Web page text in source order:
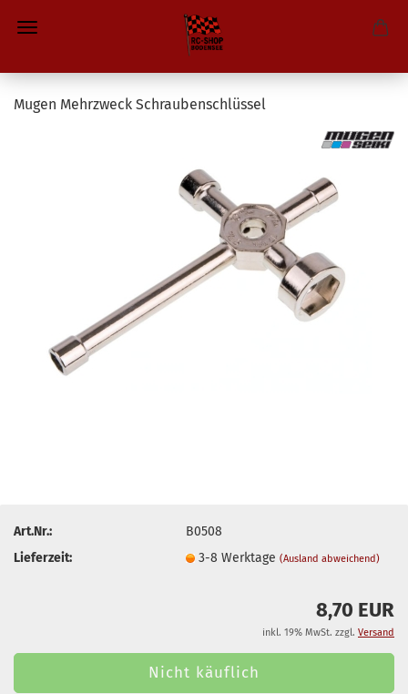
Mugen Mehrzweck Schraubenschlüssel
Art.Nr.:
B0508
Lieferzeit:
3-8 Werktage(Ausland abweichend)
8,70 EUR
inkl. 19% MwSt. zzgl. Versand